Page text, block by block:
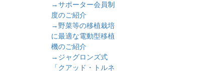
→サポーター会員制
度のご紹介
→野菜等の移植栽培
に最適な電動型移植
機のご紹介
→ジャグロンズ式
「クアッド・トルネ